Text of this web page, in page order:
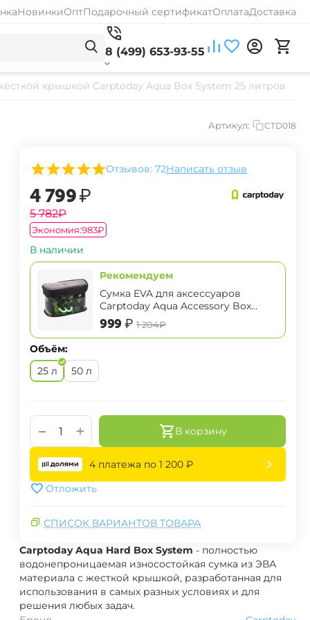
НовинкиОптПодарочный сертификатОплатаДоставка
8 (499) 653-93-55
крышкой Carptoday Aqua Box System 25 литров
Артикул: CTD018
Отзывов: 72Написать отзыв
‍4 799‍₽
‍5 782‍₽
Экономия:‍983‍₽
В наличии
Рекомендуем
Сумка EVA для аксессуаров
Carptoday Aqua Accessory Box
System маленькая
‍999‍₽ ‍1 204‍₽
Объём:
25 л
50 л
+
− В корзину
4 платежа по 1 200 ₽
Отложить
СПИСОК ВАРИАНТОВ ТОВАРА
Carptoday Aqua Hard Box System - полностью
водонепроницаемая износостойкая сумка из ЭВА
материала с жесткой крышкой, разработанная для
использования в самых разных условиях и для
решения любых задач.